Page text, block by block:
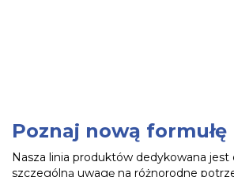
Poznaj nową
Nasza linia produktów dedykowana
szczególną uwagę na różnorodne